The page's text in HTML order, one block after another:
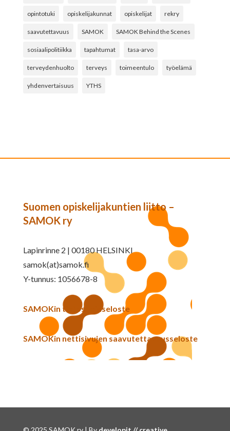
opintotuki opiskelijakunnat opiskelijat rekry
saavutettavuus SAMOK SAMOK Behind the Scenes
sosiaalipolitiikka tapahtumat tasa-arvo
terveydenhuolto terveys toimeentulo työelämä
yhdenvertaisuus YTHS
Suomen opiskelijakuntien liitto –
SAMOK ry
Lapinrinne 2 | 00180 HELSINKI
samok(at)samok.fi
Y-tunnus: 1056678-8
SAMOKin tietosuojaseloste
SAMOKin nettisivujen saavutettavuusseloste